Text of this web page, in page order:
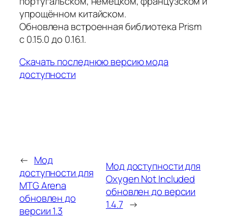
упрощённом китайском.
Обновлена встроенная библиотека Prism
с 0.15.0 до 0.16.1.
Скачать последнюю версию мода
доступности
← Мод
доступности для
MTG Arena
обновлен до
версии 1.3
Мод доступности для
Oxygen Not Included
обновлен до версии
1.4.7 →